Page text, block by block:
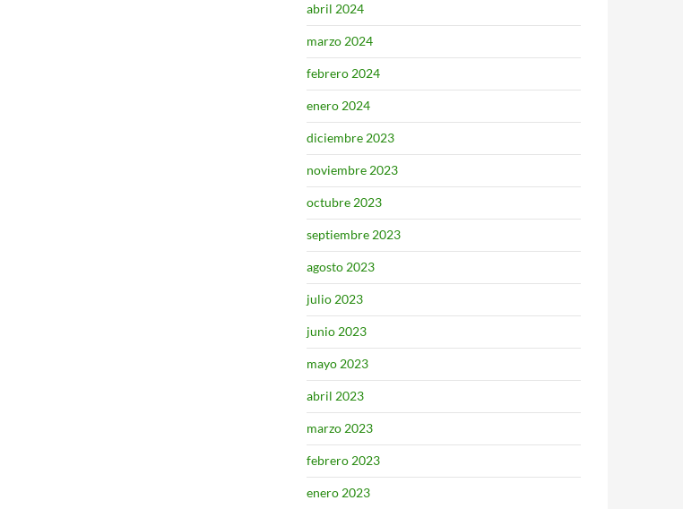
abril 2024
marzo 2024
febrero 2024
enero 2024
diciembre 2023
noviembre 2023
octubre 2023
septiembre 2023
agosto 2023
julio 2023
junio 2023
mayo 2023
abril 2023
marzo 2023
febrero 2023
enero 2023